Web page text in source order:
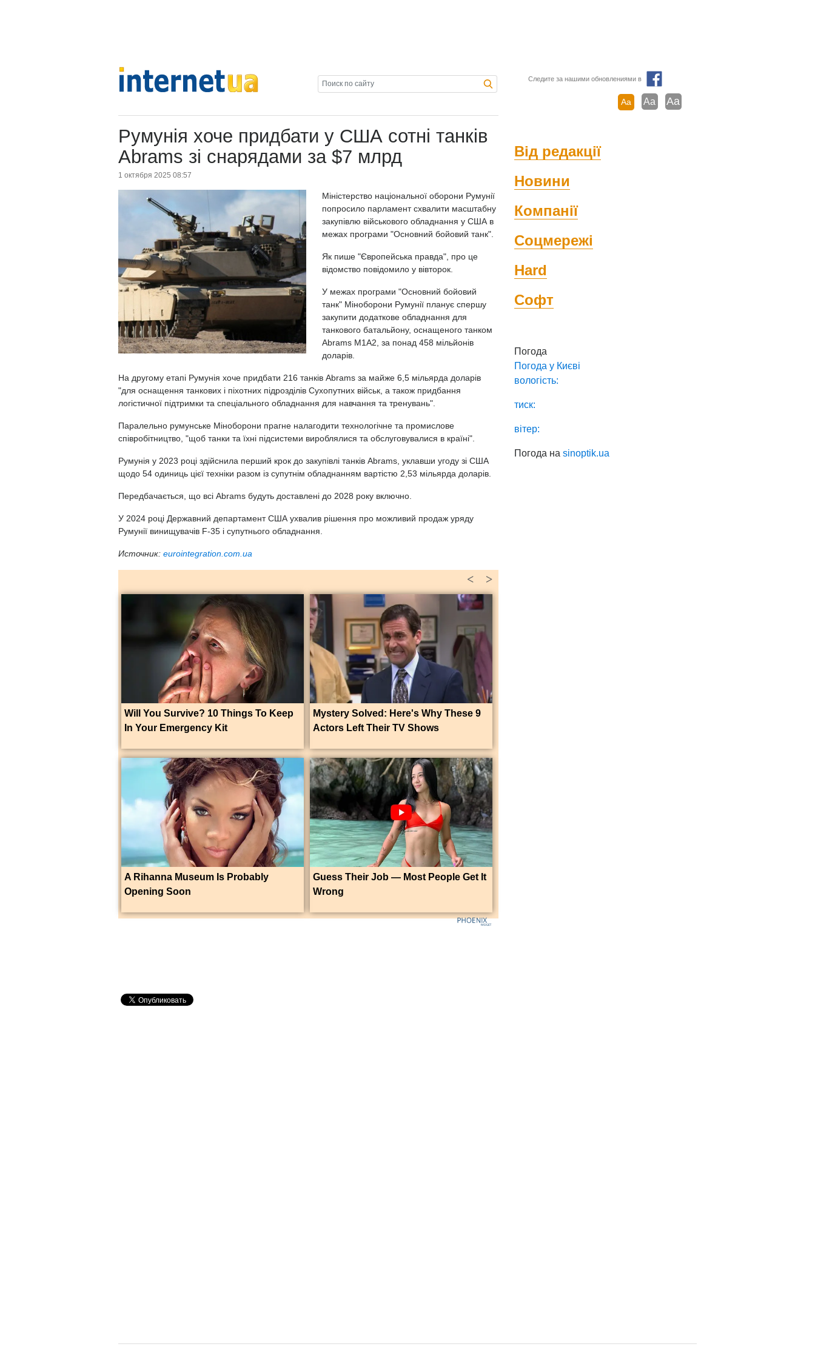
Следите за нашими обновлениями в
Aa Aa Aa
Румунія хоче придбати у США сотні танків
Abrams зі снарядами за $7 млрд
1 октября 2025 08:57
Міністерство національної оборони Румунії
попросило парламент схвалити масштабну
закупівлю військового обладнання у США в
межах програми "Основний бойовий танк".
Як пише "Європейська правда", про це
відомство повідомило у вівторок.
У межах програми "Основний бойовий
танк" Міноборони Румунії планує спершу
закупити додаткове обладнання для
танкового батальйону, оснащеного танком
Abrams M1A2, за понад 458 мільйонів
доларів.
На другому етапі Румунія хоче придбати 216 танків Abrams за майже 6,5 мільярда доларів
"для оснащення танкових і піхотних підрозділів Сухопутних військ, а також придбання
логістичної підтримки та спеціального обладнання для навчання та тренувань".
Паралельно румунське Міноборони прагне налагодити технологічне та промислове
співробітництво, "щоб танки та їхні підсистеми вироблялися та обслуговувалися в країні".
Румунія у 2023 році здійснила перший крок до закупівлі танків Abrams, уклавши угоду зі США
щодо 54 одиниць цієї техніки разом із супутнім обладнанням вартістю 2,53 мільярда доларів.
Передбачається, що всі Abrams будуть доставлені до 2028 року включно.
У 2024 році Державний департамент США ухвалив рішення про можливий продаж уряду
Румунії винищувачів F-35 і супутнього обладнання.
Источник: eurointegration.com.ua
>
<
Will You Survive? 10 Things To Keep
In Your Emergency Kit
Mystery Solved: Here's Why These 9
Actors Left Their TV Shows
A Rihanna Museum Is Probably
Opening Soon
Guess Their Job — Most People Get It
Wrong
Від редакції
Новини
Компанії
Соцмережі
Hard
Софт
Погода
Погода у Києві
вологість:
тиск:
вітер:
Погода наsinoptik.ua